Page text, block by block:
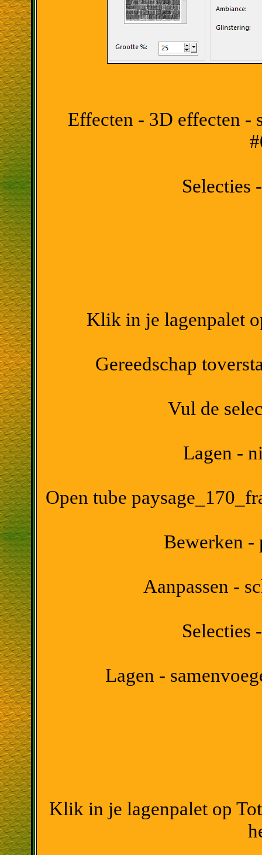
Effecten - 3D effecten -
Selecties
Klik in je lagenpalet
Gereedschap
Vul de
Lagen -
Open tube
Bewerken -
Aanpassen -
Selecties
Lagen -
Klik in je lagenpalet op